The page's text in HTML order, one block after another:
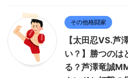
その他格闘家
【太田忍VS.芦
い？】勝つのは
る？芦澤竜誠